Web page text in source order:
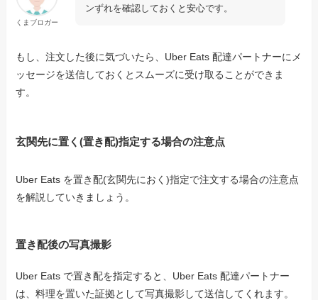
くまブロガー
ンずれを確認しておくと安心です。
もし、注文した後に気づいたら、Uber Eats 配達パートナーにメ
ッセージを送信しておくとスムーズに受け取ることができま
す。
玄関先に置く(置き配)指定する場合の注意点
Uber Eats を置き配(玄関先におく)指定で注文する場合の注意点
を解説していきましょう。
置き配後の写真撮影
Uber Eats で置き配を指定すると、Uber Eats 配達パートナー
は、料理を置いた証拠として写真撮影して送信してくれます。